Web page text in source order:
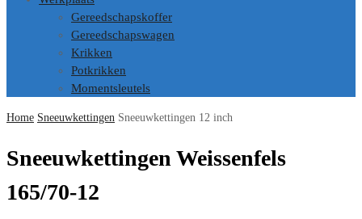
Gereedschapskoffer
Gereedschapswagen
Krikken
Potkrikken
Momentsleutels
Home Sneeuwkettingen Sneeuwkettingen 12 inch
Sneeuwkettingen Weissenfels
165/70-12